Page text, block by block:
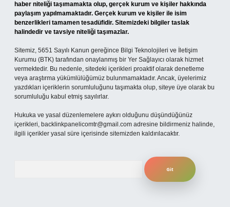
haber niteliği taşımamakta olup, gerçek kurum ve kişiler hakkında
paylaşım yapılmamaktadır. Gerçek kurum ve kişiler ile isim
benzerlikleri tamamen tesadüfidir. Sitemizdeki bilgiler taslak
halindedir ve tavsiye niteliği taşımazlar.
Sitemiz, 5651 Sayılı Kanun gereğince Bilgi Teknolojileri ve İletişim
Kurumu (BTK) tarafından onaylanmış bir Yer Sağlayıcı olarak hizmet
vermektedir. Bu nedenle, sitedeki içerikleri proaktif olarak denetleme
veya araştırma yükümlülüğümüz bulunmamaktadır. Ancak, üyelerimiz
yazdıkları içeriklerin sorumluluğunu taşımakta olup, siteye üye olarak bu
sorumluluğu kabul etmiş sayılırlar.
Hukuka ve yasal düzenlemelere aykırı olduğunu düşündüğünüz
içerikleri, backlinkpanelicomtr@gmail.com adresine bildirmeniz halinde,
ilgili içerikler yasal süre içerisinde sitemizden kaldırılacaktır.